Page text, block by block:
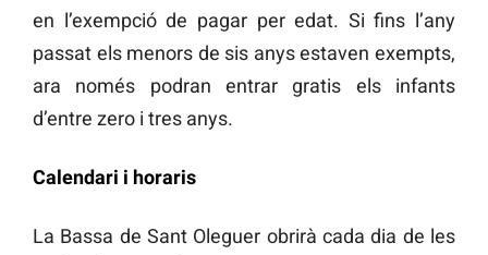
en l’exempció de pagar per edat. Si fins l’any
passat els menors de sis anys estaven exempts,
ara només podran entrar gratis els infants
d’entre zero i tres anys.
Calendari i horaris
La Bassa de Sant Oleguer obrirà cada dia de les